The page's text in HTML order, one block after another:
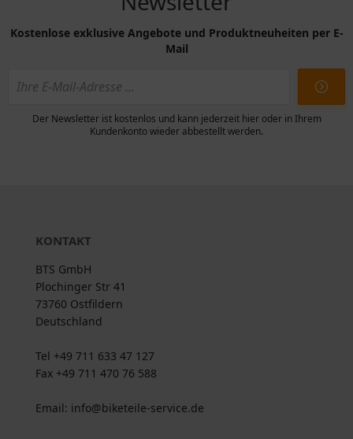
Kostenlose exklusive Angebote und Produktneuheiten per E-
Mail
Der Newsletter ist kostenlos und kann jederzeit hier oder in Ihrem
Kundenkonto wieder abbestellt werden.
KONTAKT
BTS GmbH
Plochinger Str 41
73760 Ostfildern
Deutschland
Tel +49 711 633 47 127
Fax +49 711 470 76 588
Email: info@biketeile-service.de